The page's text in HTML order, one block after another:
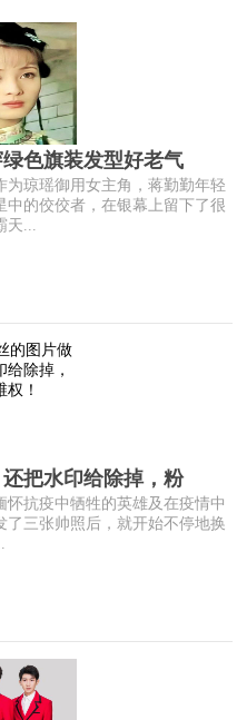
色旗装发型好老气
琼瑶御用女主角，蒋勤勤年轻
中的佼佼者，在银幕上留下了很
...
把水印给除掉，粉
抗疫中牺牲的英雄及在疫情中
了三张帅照后，就开始不停地换